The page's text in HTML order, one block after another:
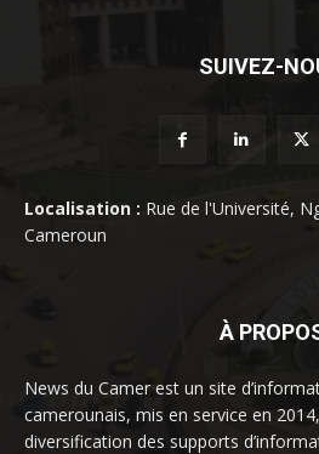
SUIVEZ-
Localisation : Rue de l'Université,
Cameroun
À
News du Camer est un site
camerounais, mis en service en
diversification des supports